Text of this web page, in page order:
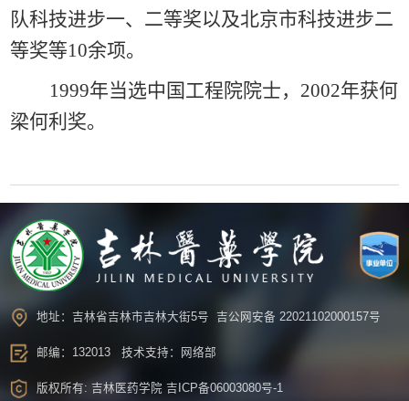
队科技进步一、二等奖以及北京市科技进步二
等奖等10余项。
1999年当选中国工程院院士，2002年获何
梁何利奖。
地址：吉林省吉林市吉林大街5号 吉公网安备 22021102000157号
邮编：132013 技术支持：网络部
版权所有: 吉林医药学院 吉ICP备06003080号-1